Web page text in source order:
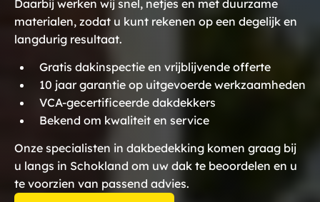
Daarbij werken wij snel, netjes en met duurzame
materialen, zodat u kunt rekenen op een degelijk en
langdurig resultaat.
Gratis dakinspectie en vrijblijvende offerte
10 jaar garantie op uitgevoerde werkzaamheden
VCA-gecertificeerde dakdekkers
Bekend om kwaliteit en service
Onze specialisten in dakbedekking komen graag bij
u langs in Schokland om uw dak te beoordelen en u
te voorzien van passend advies.